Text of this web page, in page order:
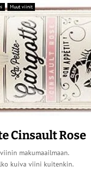
Muut viinit
Cinsault Rose
makumaailmaan.
kuiva viini kuitenkin.